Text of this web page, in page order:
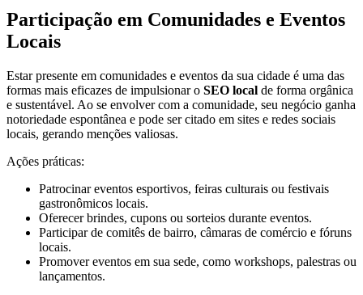
Participação em Comunidades e Eventos
Locais
Estar presente em comunidades e eventos da sua cidade é uma das
formas mais eficazes de impulsionar o SEO local de forma orgânica
e sustentável. Ao se envolver com a comunidade, seu negócio ganha
notoriedade espontânea e pode ser citado em sites e redes sociais
locais, gerando menções valiosas.
Ações práticas:
Patrocinar eventos esportivos, feiras culturais ou festivais
gastronômicos locais.
Oferecer brindes, cupons ou sorteios durante eventos.
Participar de comitês de bairro, câmaras de comércio e fóruns
locais.
Promover eventos em sua sede, como workshops, palestras ou
lançamentos.